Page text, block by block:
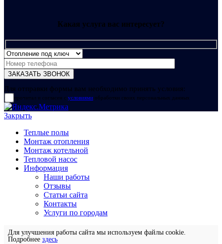
Какая услуга вас интересует?
Для отправки формы вам необходимо принять условия:
прочитал и согласен с условиями обработки своих персональных данных
Закрыть
Теплые полы
Монтаж отопления
Монтаж котельной
Тепловой насос
Информация
Наши работы
Отзывы
Статьи сайта
Контакты
Услуги по городам
Для улучшения работы сайта мы используем файлы cookie.
Подробнее здесь